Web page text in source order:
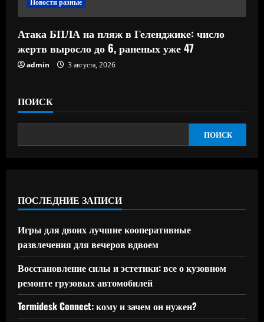
Новости разные
Атака БПЛА на пляж в Геленджике: число
жертв выросло до 6, раненых уже 47
admin 3 августа, 2026
ПОИСК
ПОИСК
ПОСЛЕДНИЕ ЗАПИСИ
Игры для двоих лучшие кооперативные
развлечения для вечеров вдвоем
Восстановление силы и эстетики: все о кузовном
ремонте грузовых автомобилей
Termidesk Connect: кому и зачем он нужен?